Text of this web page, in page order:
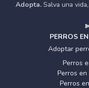
Adopta. Salva una
PERROS
Adoptar
Perros
Perros
Perros